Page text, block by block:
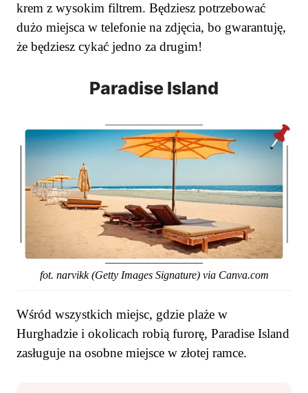
krem z wysokim filtrem. Będziesz potrzebować
dużo miejsca w telefonie na zdjęcia, bo gwarantuję,
że będziesz cykać jedno za drugim!
Paradise Island
fot. narvikk (Getty Images Signature) via Canva.com
Wśród wszystkich miejsc, gdzie plaże w
Hurghadzie i okolicach robią furorę, Paradise Island
zasługuje na osobne miejsce w złotej ramce.